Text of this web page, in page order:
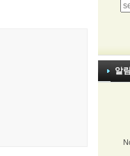
알림